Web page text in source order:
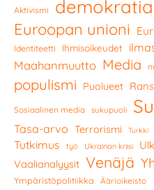
Aktivismi demokratia
Euroopan unioni
Identiteetti Ihmisoikeudet
Maahanmuutto Media
populismi Puolueet
Sosiaalinen media sukupuoli
Tasa-arvo Terrorismi Turkki
Tutkimus työ Ukrainan kriisi
Vaalianalyysit Venäjä
Ympäristöpolitiikka Äärioikeisto